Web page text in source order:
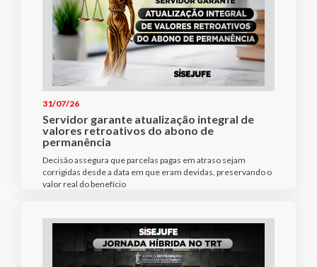
31/07/26
Servidor garante atualização integral de
valores retroativos do abono de
permanência
Decisão assegura que parcelas pagas em atraso sejam
corrigidas desde a data em que eram devidas, preservando o
valor real do benefício